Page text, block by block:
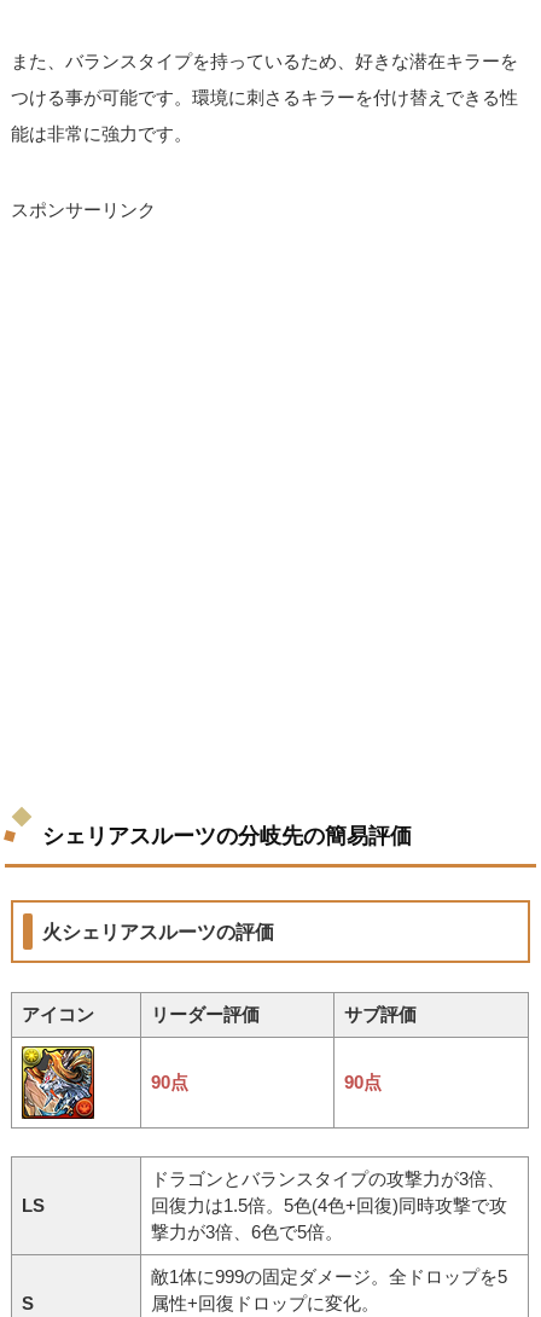
また、バランスタイプを持っているため、好きな潜在キラーを
つける事が可能です。環境に刺さるキラーを付け替えできる性
能は非常に強力です。
スポンサーリンク
シェリアスルーツの分岐先の簡易評価
火シェリアスルーツの評価
アイコン リーダー評価 サブ評価
90点 90点
LS
ドラゴンとバランスタイプの攻撃力が3倍、
回復力は1.5倍。5色(4色+回復)同時攻撃で攻
撃力が3倍、6色で5倍。
S
敵1体に999の固定ダメージ。全ドロップを5
属性+回復ドロップに変化。